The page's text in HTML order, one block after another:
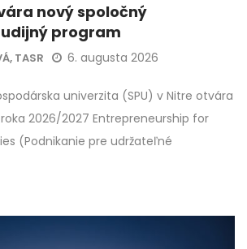
nový spoločný
program
TASR 6. augusta 2026
univerzita (SPU) v Nitre otvára
2026/2027 Entrepreneurship for
(Podnikanie pre udržateľné